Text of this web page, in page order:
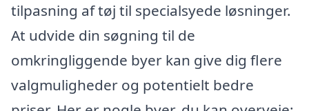
tilpasning af tøj til specialsyede løsninger.
At udvide din søgning til de
omkringliggende byer kan give dig flere
valgmuligheder og potentielt bedre